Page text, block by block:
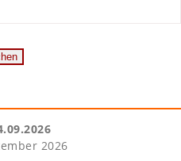
2026